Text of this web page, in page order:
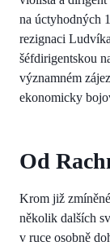
na úctyhodných
rezignaci
šéfdirigentskou
významném
ekonomicky
Od
Krom již
několik dalších
v ruce osobně